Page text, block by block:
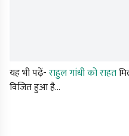
यह भी पढ़ें-राहुल गांधी को राहत
विजित हुआ है…